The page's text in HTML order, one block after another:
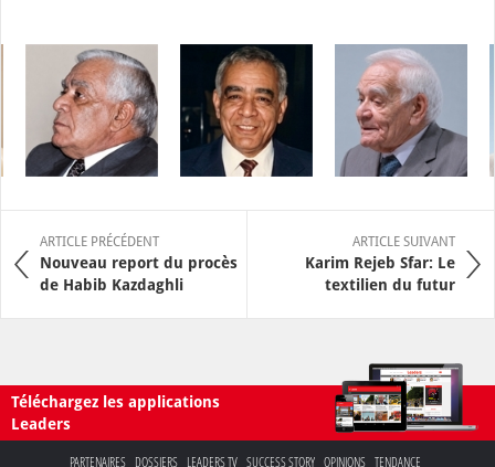
ARTICLE PRÉCÉDENT
Nouveau report du procès
de Habib Kazdaghli
ARTICLE SUIVANT
Karim Rejeb Sfar: Le
textilien du futur
Téléchargez les applications
Leaders
PARTENAIRES DOSSIERS LEADERS TV SUCCESS STORY OPINIONS TENDANCE